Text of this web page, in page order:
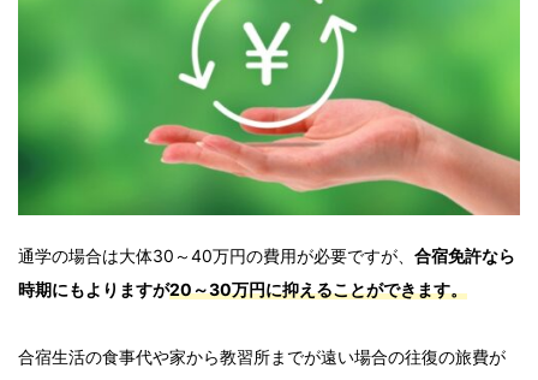
通学の場合は大体30～40万円の費用が必要ですが、 合宿免許なら
時期にもよりますが20～30万円に抑えることができます。
合宿生活の食事代や家から教習所までが遠い場合の往復の旅費が